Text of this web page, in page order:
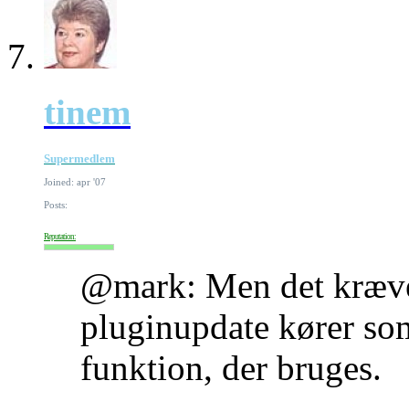
tinem
Supermedlem
Joined: apr '07
Posts:
Reputation:
@mark: Men det
pluginupdate kører
funktion, der bruges.